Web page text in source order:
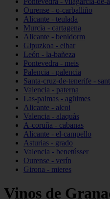
Ourense - o-carballiño
Alicante - teulada
Murcia - cartagena
Alicante - benidorm
Gipuzkoa - eibar
León - la-bañeza
Pontevedra - meis
Palencia - palencia
Santa-cruz-de-tenerife -
Valencia - paterna
Las-palmas - agüimes
Alicante - alcoi
Valencia - alaquàs
A-coruña - cabanas
Alicante - el-campello
Asturias - grado
Valencia - benetússer
Ourense - verín
Girona - mieres
Vinos de